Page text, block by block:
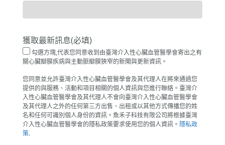
獲取最新訊息(必填)
勾選方塊,代表您同意收到由臺灣介入性心臟血管醫學會寄出之有
關心臟瓣膜疾病與主動脈瓣膜狹窄的新聞與更新資訊。
您同意並允許臺灣介入性心臟血管醫學會及其代理人在將來通過您
提供的與服務、活動和項目相關的個人資訊與您進行聯絡。臺灣介
入性心臟血管醫學會及其代理人不會向臺灣介入性心臟血管醫學會
及其代理人之外的任何第三方出售、出租或以其他方式傳播您的姓
名和任何可識別個人身份的資訊。魚禾子科技有限公司將根據臺灣
介入性心臟血管醫學會的隱私政策要求使用您的個人資訊。 隱私政
策.